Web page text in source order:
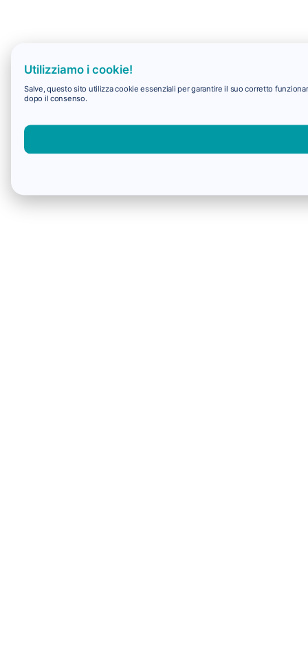
Utilizziamo i cookie!
Salve, questo sito utilizza cookie essenziali per garantire il suo corretto
dopo il consenso.